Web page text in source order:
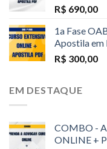
R$ 690,00
1a Fase
Apostila em
R$ 300,00
EM DESTAQUE
COMBO -
ONLINE +